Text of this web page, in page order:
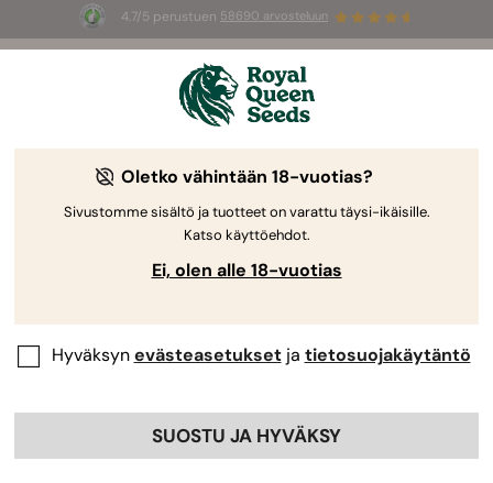
4.7/5 perustuen 58690 arvosteluun
3 White Widow Auto mag
Oletko vähintään 18-vuotias?
Sivustomme sisältö ja tuotteet on varattu täysi-ikäisille.
Katso käyttöehdot.
Ei, olen alle 18-vuotias
Hyväksynevästeasetuksetja tietosuojakäytäntö
SUOSTU JA HYVÄKSY